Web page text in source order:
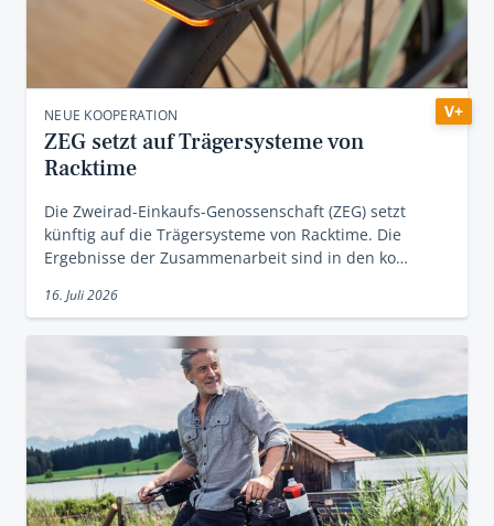
V+
NEUE KOOPERATION
ZEG setzt auf Trägersysteme von
Racktime
Die Zweirad-Einkaufs-Genossenschaft (ZEG) setzt
künftig auf die Trägersysteme von Racktime. Die
Ergebnisse der Zusammenarbeit sind in den ko…
16. Juli 2026